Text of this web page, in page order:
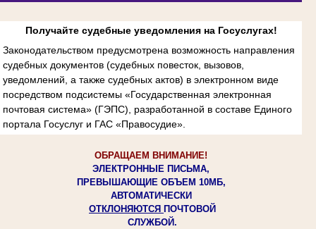
Получайте судебные уведомления на Госуслугах!
Законодательством предусмотрена возможность направления
судебных документов (судебных повесток, вызовов,
уведомлений, а также судебных актов) в электронном виде
посредством подсистемы «Государственная электронная
почтовая система» (ГЭПС), разработанной в составе Единого
портала Госуслуг и ГАС «Правосудие».
ОБРАЩАЕМ ВНИМАНИЕ!
ЭЛЕКТРОННЫЕ ПИСЬМА,
ПРЕВЫШАЮЩИЕ ОБЪЕМ 10МБ,
АВТОМАТИЧЕСКИ
ОТКЛОНЯЮТСЯ ПОЧТОВОЙ
СЛУЖБОЙ.